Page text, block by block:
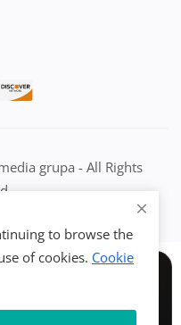
grupa - All Rights
to browse the
of cookies. Cookie